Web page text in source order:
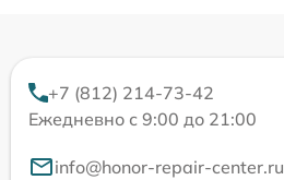
+7 (812) 214-73-42
Ежедневно с 9:00 до 21:00
info@honor-repair-center.ru